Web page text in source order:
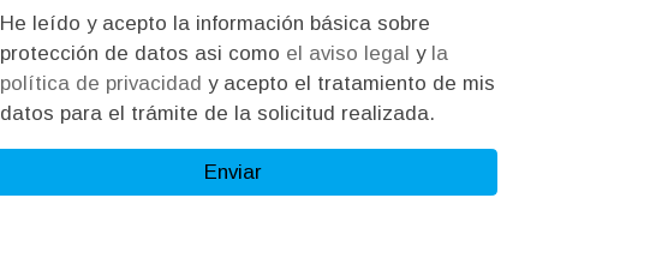
He leído y acepto la información básica sobre
protección de datos asi como el aviso legal y la
política de privacidad y acepto el tratamiento de mis
datos para el trámite de la solicitud realizada.
Enviar